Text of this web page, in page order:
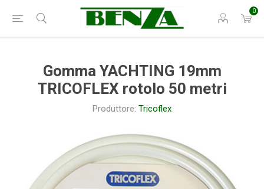
0
Gomma YACHTING 19mm
TRICOFLEX rotolo 50 metri
Produttore: Tricoflex